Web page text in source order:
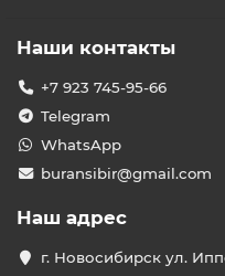
Наши контакты
+7 923 745-95-66
Telegram
WhatsApp
buransibir@gmail.com
Наш адрес
г. Новосибирск ул.